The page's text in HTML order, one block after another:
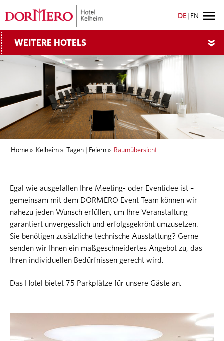
DE EN
WEITERE HOTELS »
Home » Kelheim » Tagen | Feiern » Raumübersicht
Egal wie ausgefallen Ihre Meeting- oder Eventidee ist –
gemeinsam mit dem DORMERO Event Team können wir
nahezu jeden Wunsch erfüllen, um Ihre Veranstaltung
garantiert unvergesslich und erfolgsgekrönt umzusetzen.
Sie benötigen zusätzliche technische Ausstattung? Gerne
senden wir Ihnen ein maßgeschneidertes Angebot zu, das
Ihren individuellen Bedürfnissen gerecht wird.
Das Hotel bietet 75 Parkplätze für unsere Gäste an.